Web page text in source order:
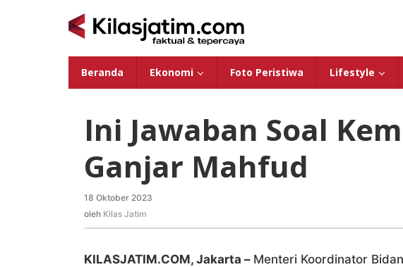
Beranda Ekonomi Foto Peristiwa Lifestyle
Ini Jawaban Soal
Ganjar Mahfud
18 Oktober 2023
oleh Kilas Jatim
KILASJATIM.COM, Jakarta – Menteri Koordinator